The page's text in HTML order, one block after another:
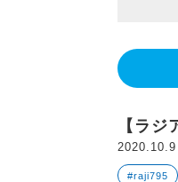
【ラ
2020.10.9
#raji795